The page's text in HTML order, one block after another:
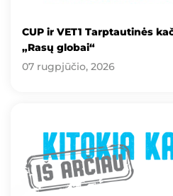
CUP ir VET1 Tarptautinės
„Rasų globai“
07 rugpjūčio, 2026